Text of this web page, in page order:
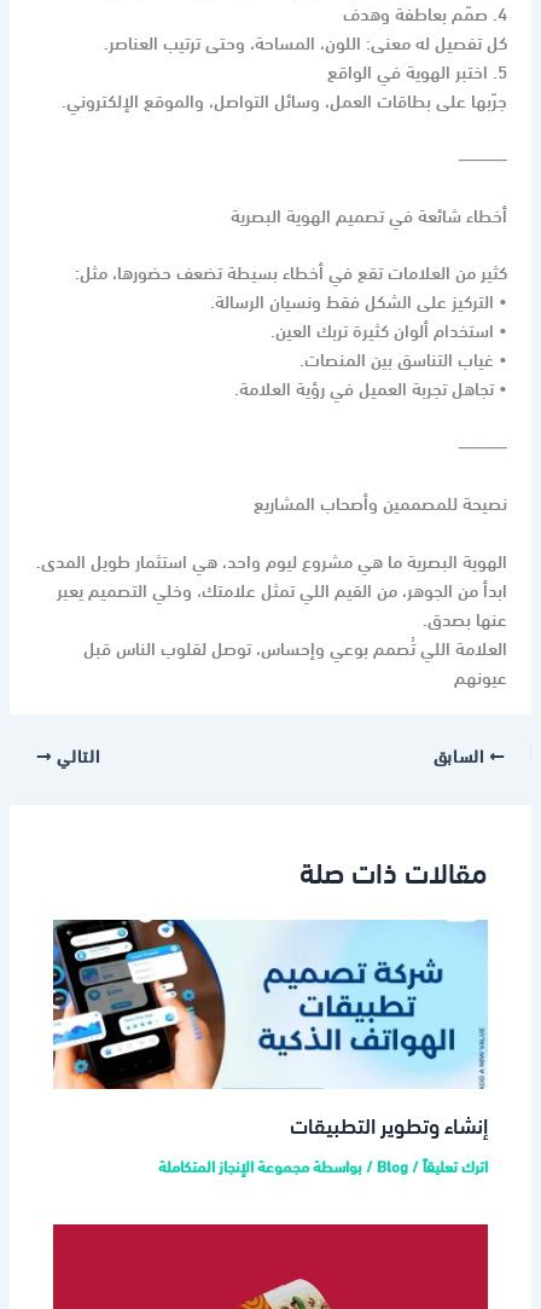
4. صمّم بعاطفة وهدف
كل تفصيل له معنى: اللون، المساحة، وحتى ترتيب العناصر.
5. اختبر الهوية في الواقع
جرّبها على بطاقات العمل، وسائل التواصل، والموقع الإلكتروني.
⸻
أخطاء شائعة في تصميم الهوية البصرية
كثير من العلامات تقع في أخطاء بسيطة تضعف حضورها، مثل:
• التركيز على الشكل فقط ونسيان الرسالة.
• استخدام ألوان كثيرة تربك العين.
• غياب التناسق بين المنصات.
• تجاهل تجربة العميل في رؤية العلامة.
⸻
نصيحة للمصممين وأصحاب المشاريع
الهوية البصرية ما هي مشروع ليوم واحد، هي استثمار طويل المدى.
ابدأ من الجوهر، من القيم اللي تمثل علامتك، وخلي التصميم يعبر
عنها بصدق.
العلامة اللي تُصمم بوعي وإحساس، توصل لقلوب الناس قبل
عيونهم
السابق التالي
مقالات ذات صلة
إنشاء وتطوير التطبيقات
اترك تعليقاً/
Blog / بواسطةمجموعة الإنجاز المتكاملة